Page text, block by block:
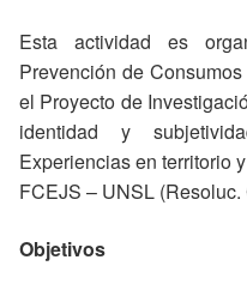
Esta actividad es
Prevención de
el Proyecto de
identidad y
Experiencias en territorio
FCEJS – UNSL (Resoluc.
Objetivos